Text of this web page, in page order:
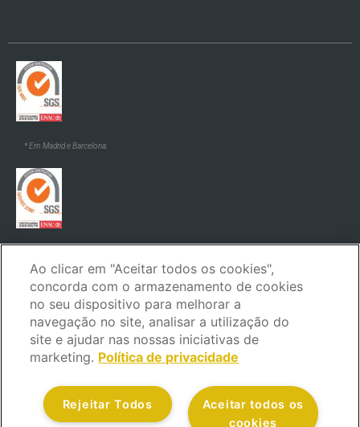
* Em Madrid e Barcelona.
Política de segurança
Código de ética e de conduta
Canal de reclamações
Serviço ao cliente
Ao clicar em "Aceitar todos os cookies",
concorda com o armazenamento de cookies
no seu dispositivo para melhorar a
navegação no site, analisar a utilização do
site e ajudar nas nossas iniciativas de
marketing. Política de privacidade
Aceitar todos os
cookies
Rejeitar Todos